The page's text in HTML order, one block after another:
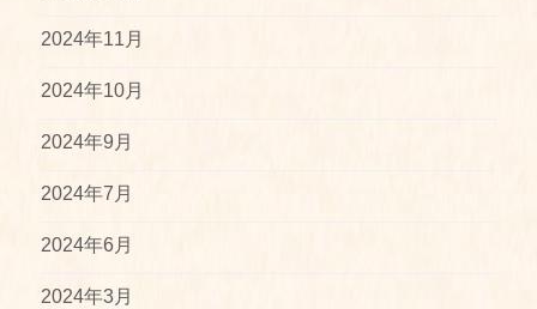
2024年11月
2024年10月
2024年9月
2024年7月
2024年6月
2024年3月